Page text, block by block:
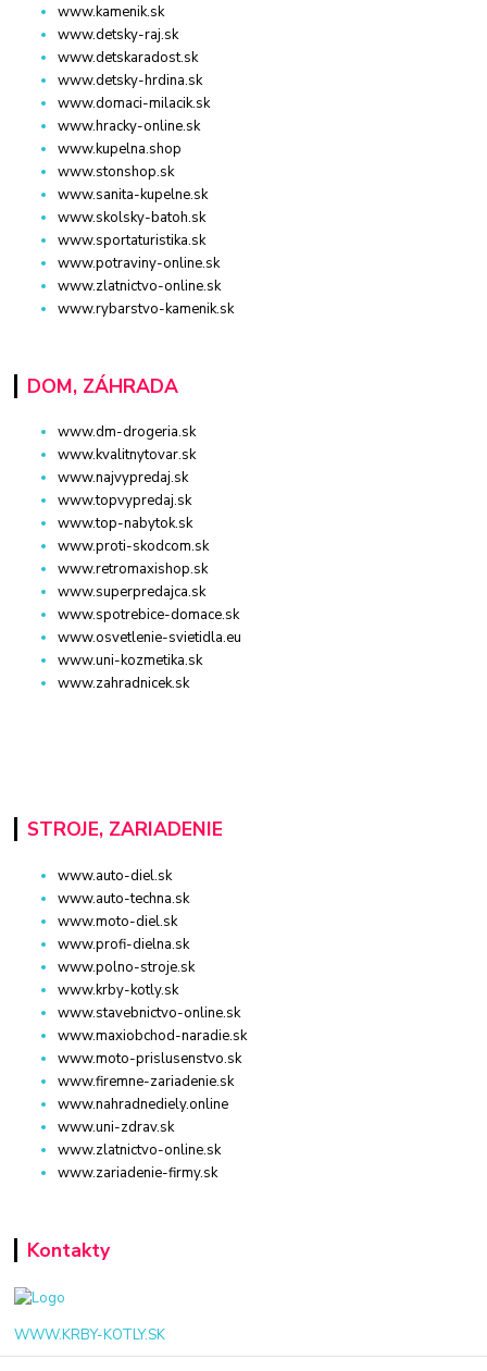
www.kamenik.sk
www.detsky-raj.sk
www.detskaradost.sk
www.detsky-hrdina.sk
www.domaci-milacik.sk
www.hracky-online.sk
www.kupelna.shop
www.stonshop.sk
www.sanita-kupelne.sk
www.skolsky-batoh.sk
www.sportaturistika.sk
www.potraviny-online.sk
www.zlatnictvo-online.sk
www.rybarstvo-kamenik.sk
DOM, ZÁHRADA
www.dm-drogeria.sk
www.kvalitnytovar.sk
www.najvypredaj.sk
www.topvypredaj.sk
www.top-nabytok.sk
www.proti-skodcom.sk
www.retromaxishop.sk
www.superpredajca.sk
www.spotrebice-domace.sk
www.osvetlenie-svietidla.eu
www.uni-kozmetika.sk
www.zahradnicek.sk
STROJE, ZARIADENIE
www.auto-diel.sk
www.auto-techna.sk
www.moto-diel.sk
www.profi-dielna.sk
www.polno-stroje.sk
www.krby-kotly.sk
www.stavebnictvo-online.sk
www.maxiobchod-naradie.sk
www.moto-prislusenstvo.sk
www.firemne-zariadenie.sk
www.nahradnediely.online
www.uni-zdrav.sk
www.zlatnictvo-online.sk
www.zariadenie-firmy.sk
Kontakty
WWW.KRBY-KOTLY.SK